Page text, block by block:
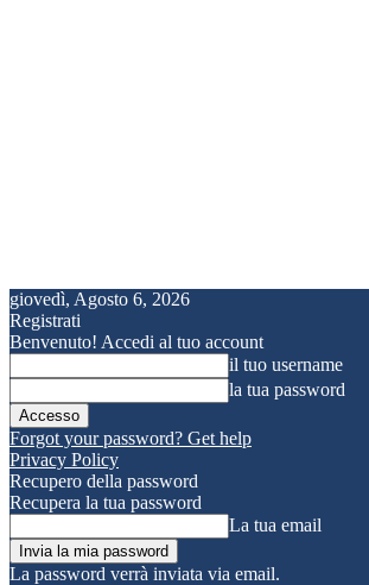
giovedì, Agosto 6, 2026
Registrati
Benvenuto! Accedi al tuo account
il tuo username
la tua password
Forgot your password? Get help
Privacy Policy
Recupero della password
Recupera la tua password
La tua email
La password verrà inviata via email.